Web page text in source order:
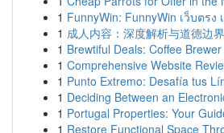
1 FunnyWin: FunnyWin เว็บตร
1 成人内容：深度解析与道德边界
1 Brewtiful Deals: Coffee
1 Comprehensive Website
1 Punto Extremo: Desafía tus
1 Deciding Between an
1 Portugal Properties: Your
1 Restore Functional Space